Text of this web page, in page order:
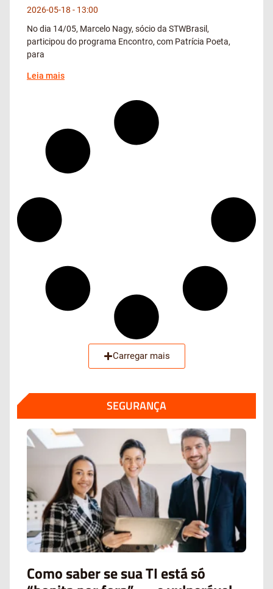
2026-05-18
13:00
No dia 14/05, Marcelo Nagy, sócio da STWBrasil,
participou do programa Encontro, com Patrícia Poeta,
para
Leia mais
Carregar mais
SEGURANÇA
Como saber se sua TI está só